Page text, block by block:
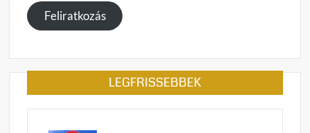
megadása
Feliratkozás
LEGFRISSEBBEK